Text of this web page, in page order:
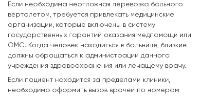
Если необходима неотложная перевозка больного
вертолетом, требуется привлекать медицинские
организации, которые включены в систему
государственных гарантий оказания медпомощи или
ОМС. Когда человек находиться в больнице, близкие
должны обращаться к администрации данного
учреждения здравоохранения или лечащему врачу.
Если пациент находится за пределами клиники,
необходимо оформить вызов врачей по номерам